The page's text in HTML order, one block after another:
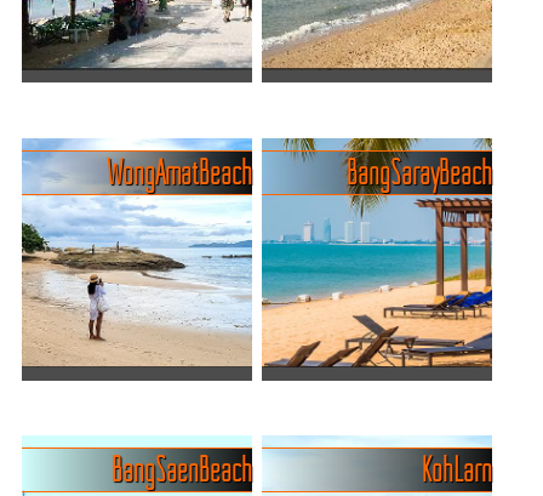
Wie ich bereits an anderer
Stelle erwähnt habe, gibt es
Pattaya von allem ein wenig
zu viel. Nur Sand, diesem
gibt es eindeutig zu wenig,
denn der Str...
Jomtien Beach, im Süden
von Pattaya, ist ein
beliebtes Urlaubsziel und
einer der bekanntesten
Strände in Thailand. Mit
seinem goldenen Sand, dem
klare...
Stadt
Wong Amat Beach ist ein
Wong Amat Beach
Entspannen
Entdecke Bang Saray, ein
Bang Saray Beach
Bang Saen Beach Koh Larn